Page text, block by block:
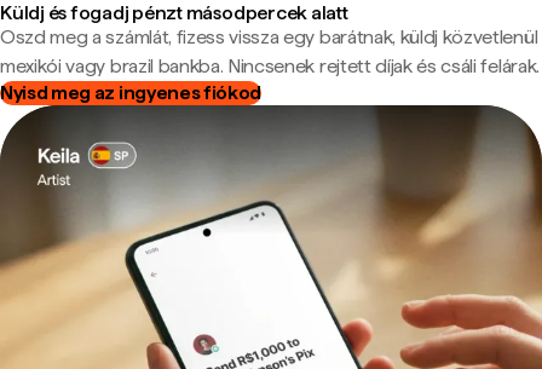
Küldj és fogadj pénzt másodpercek alatt
Oszd meg a számlát, fizess vissza egy barátnak, küldj közvetlenül
mexikói vagy brazil bankba. Nincsenek rejtett díjak és csáli felárak.
Nyisd meg az ingyenes fiókod